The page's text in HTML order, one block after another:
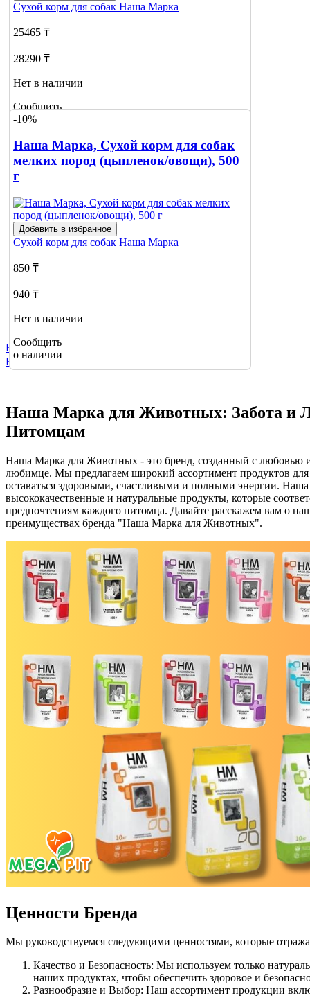
Сухой корм для собак Наша Марка
25465 ₸
28290 ₸
Нет в наличии
Сообщить
о наличии
-10%
Наша Марка, Сухой корм для собак
мелких пород (цыпленок/овощи), 500
г
Добавить в избранное
Сухой корм для собак Наша Марка
850 ₸
940 ₸
Нет в наличии
Сообщить
о наличии
Не нашли нужный товар?
Нажмите сюда
Наша Марка для Животных: Забота и
Питомцам
Наша Марка для Животных - это бренд, созданный с любовью
любимце. Мы предлагаем широкий ассортимент продуктов
оставаться здоровыми, счастливыми и полными энергии. Наша
высококачественные и натуральные продукты, которые
предпочтениям каждого питомца. Давайте расскажем вам о
преимуществах бренда "Наша Марка для Животных".
Ценности Бренда
Мы руководствуемся следующими ценностями, которые
Качество и Безопасность: Мы используем только
наших продуктах, чтобы обеспечить здоровое и
Разнообразие и Выбор: Наш ассортимент продукции